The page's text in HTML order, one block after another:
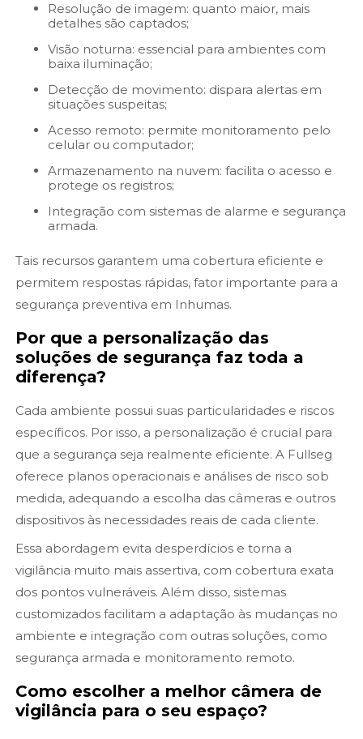
Resolução de imagem: quanto maior, mais
detalhes são captados;
Visão noturna: essencial para ambientes com
baixa iluminação;
Detecção de movimento: dispara alertas em
situações suspeitas;
Acesso remoto: permite monitoramento pelo
celular ou computador;
Armazenamento na nuvem: facilita o acesso e
protege os registros;
Integração com sistemas de alarme e segurança
armada.
Tais recursos garantem uma cobertura eficiente e
permitem respostas rápidas, fator importante para a
segurança preventiva em Inhumas.
Por que a personalização das
soluções de segurança faz toda a
diferença?
Cada ambiente possui suas particularidades e riscos
específicos. Por isso, a personalização é crucial para
que a segurança seja realmente eficiente. A Fullseg
oferece planos operacionais e análises de risco sob
medida, adequando a escolha das câmeras e outros
dispositivos às necessidades reais de cada cliente.
Essa abordagem evita desperdícios e torna a
vigilância muito mais assertiva, com cobertura exata
dos pontos vulneráveis. Além disso, sistemas
customizados facilitam a adaptação às mudanças no
ambiente e integração com outras soluções, como
segurança armada e monitoramento remoto.
Como escolher a melhor câmera de
vigilância para o seu espaço?